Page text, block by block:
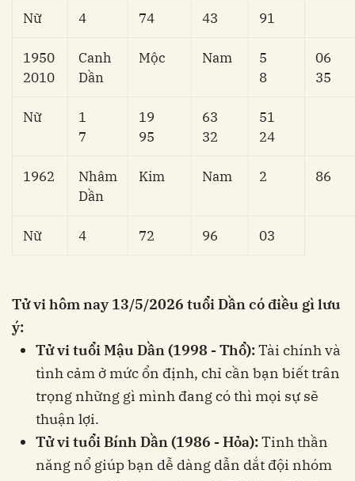
Nữ 4 74 43 91
1950
2010
Canh
Dần
Mộc Nam
5
8
06
35
Nữ
1
7
19
95
63
32
51
24
1962
Nhâm
Dần
Kim Nam 2 86
Nữ 4 72 96 03
Tử vi hôm nay 13/5/2026 tuổi Dần có điều gì lưu
ý:
Tử vi tuổi Mậu Dần (1998 - Thổ):Tài chính và
tình cảm ở mức ổn định, chỉ cần bạn biết trân
trọng những gì mình đang có thì mọi sự sẽ
thuận lợi.
Tử vi tuổi Bính Dần (1986 - Hỏa):Tinh thần
năng nổ giúp bạn dễ dàng dẫn dắt đội nhóm